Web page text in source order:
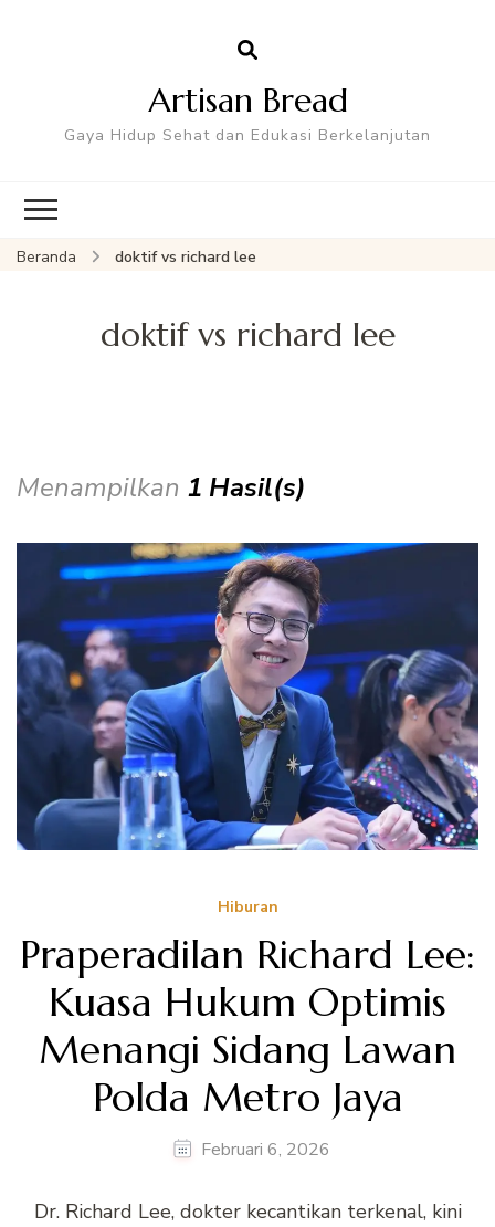
Artisan Bread
Gaya Hidup Sehat dan Edukasi Berkelanjutan
Beranda doktif vs richard lee
doktif vs richard lee
Menampilkan 1 Hasil(s)
Hiburan
Praperadilan Richard Lee:
Kuasa Hukum Optimis
Menangi Sidang Lawan
Polda Metro Jaya
Februari 6, 2026
Dr. Richard Lee, dokter kecantikan terkenal, kini